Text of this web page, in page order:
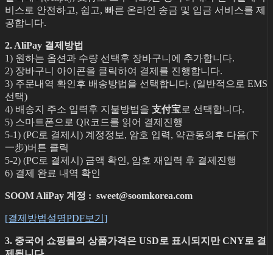
비스로 안전하고, 쉽고, 빠른 온라인 송금 및 입금 서비스를 제
공합니다.
2. AliPay 결제방법
1) 원하는 옵션과 수량 선택후 장바구니에 추가합니다.
2) 장바구니 아이콘을 클릭하여 결제를 진행합니다.
3) 주문내역 확인후 배송방법을 선택합니다. (일반적으로 EMS
선택)
4) 배송지 주소 입력후 지불방법을 支付宝로 선택합니다.
5) 스마트폰으로 QR코드를 읽어 결제진행
5-1) (PC로 결제시) 계정정보, 암호 입력, 약관동의후 다음(下
一步)버튼 클릭
5-2) (PC로 결제시) 금액 확인, 암호 재입력 후 결제진행
6) 결제 완료 내역 확인
SOOM AliPay 계정 : sweet@soomkorea.com
[결제방법설명PDF보기]
3. 중국어 쇼핑몰의 상품가격은 USD로 표시되지만 CNY로 결